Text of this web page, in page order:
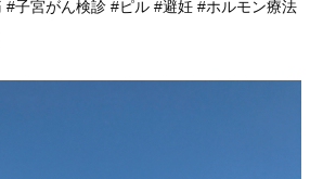
#子宮がん検診 #ピル #避妊 #ホルモン療法